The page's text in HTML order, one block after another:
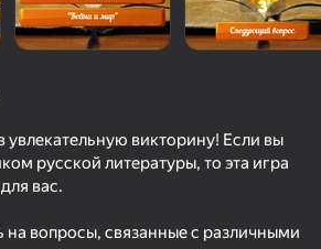
викторину! Если вы
русской литературы, то эта игра
вас.
на вопросы, связанные с различными